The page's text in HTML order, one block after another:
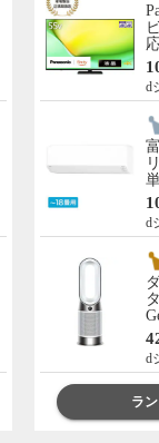
d
d
d
ラ